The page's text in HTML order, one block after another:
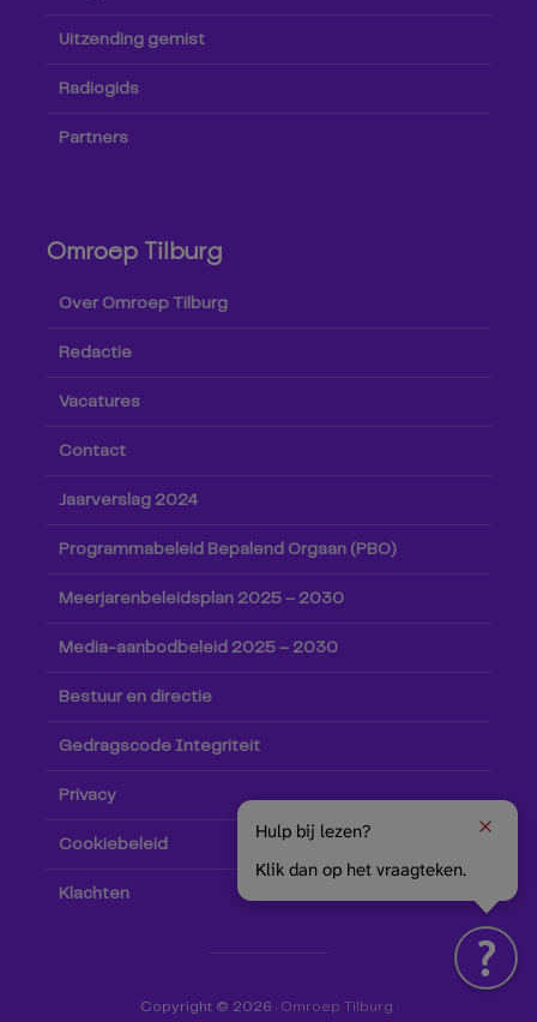
Uitzending gemist
Radiogids
Partners
Omroep Tilburg
Over Omroep Tilburg
Redactie
Vacatures
Contact
Jaarverslag 2024
Programmabeleid Bepalend Orgaan (PBO)
Meerjarenbeleidsplan 2025 – 2030
Media-aanbodbeleid 2025 – 2030
Bestuur en directie
Gedragscode Integriteit
Privacy
Cookiebeleid
Klachten
Copyright © 2026 · Omroep Tilburg ·
Hulp bij lezen?
Klik dan op het vraagteken.